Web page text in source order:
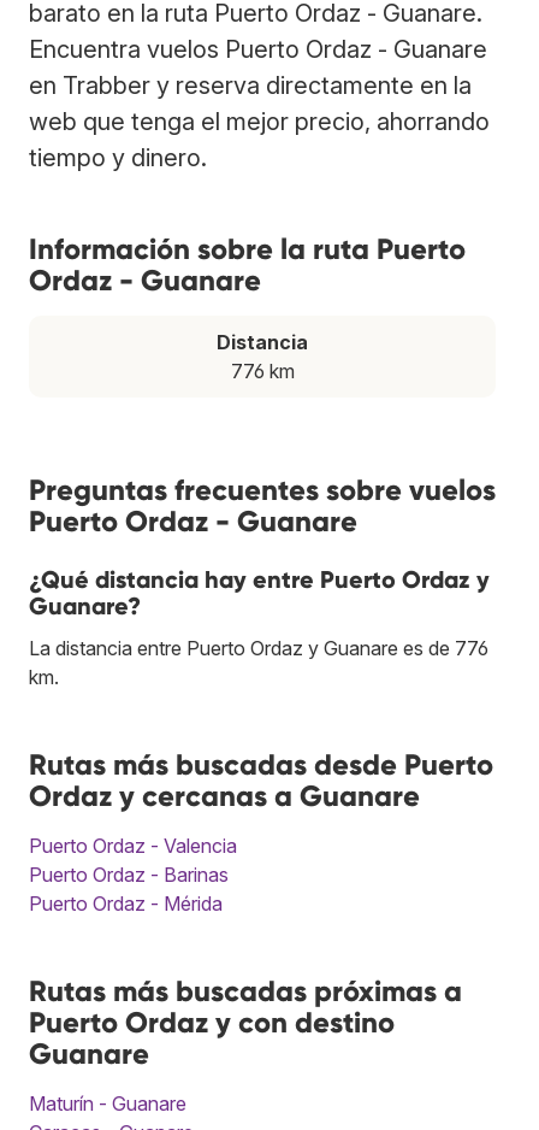
barato en la ruta Puerto Ordaz - Guanare.
Encuentra vuelos Puerto Ordaz - Guanare
en Trabber y reserva directamente en la
web que tenga el mejor precio, ahorrando
tiempo y dinero.
Información sobre la ruta Puerto
Ordaz - Guanare
Distancia
776 km
Preguntas frecuentes sobre vuelos
Puerto Ordaz - Guanare
¿Qué distancia hay entre Puerto Ordaz y
Guanare?
La distancia entre Puerto Ordaz y Guanare es de 776
km.
Rutas más buscadas desde Puerto
Ordaz y cercanas a Guanare
Puerto Ordaz - Valencia
Puerto Ordaz - Barinas
Puerto Ordaz - Mérida
Rutas más buscadas próximas a
Puerto Ordaz y con destino
Guanare
Maturín - Guanare